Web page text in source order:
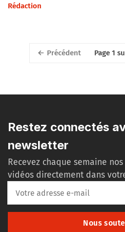
Rédaction
Précédent Page 1
Restez connectés
newsletter
Recevez chaque semaine
vidéos directement dans
Nous